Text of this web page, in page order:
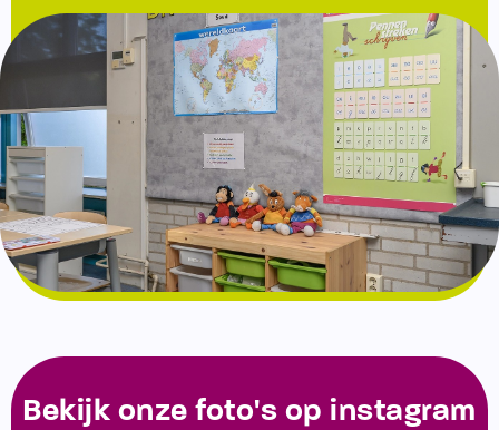
Bekijk onze foto's op instagram